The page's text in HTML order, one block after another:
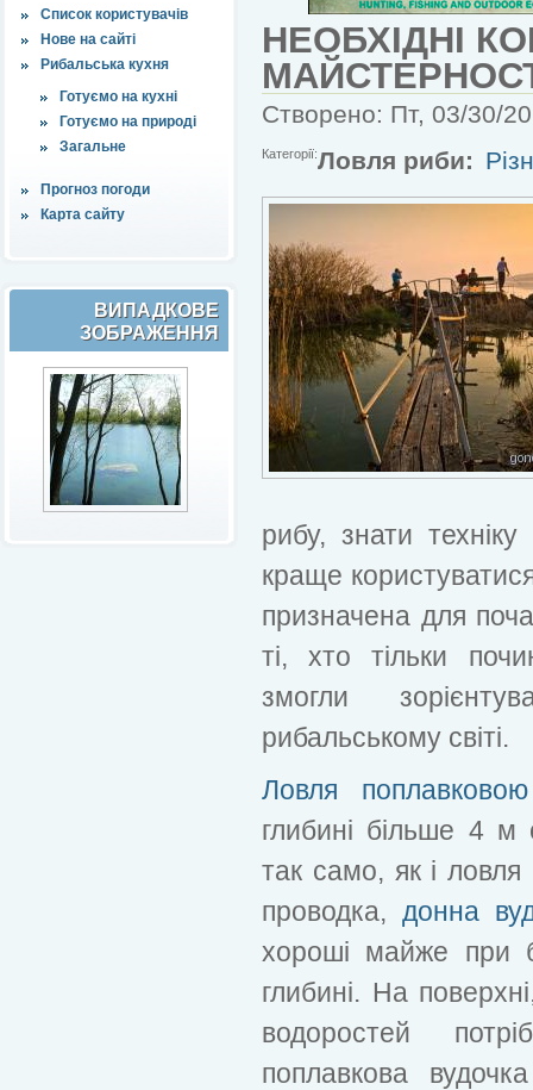
Список користувачів
Нове на сайті
Рибальська кухня
Готуємо на кухні
Готуємо на природі
Загальне
Прогноз погоди
Карта сайту
ВИПАДКОВЕ
ЗОБРАЖЕННЯ
НЕОБХІДНІ
Створено: Пт, 03/30/
Категорії:Ловля риби:
рибу, знати
краще
призначена для
ті, хто тільки
змогли
рибальському світі.
Ловля
глибині більше 4
так само, як і
проводка, донна
хороші майже при
глибині. На
водоростей
поплавкова